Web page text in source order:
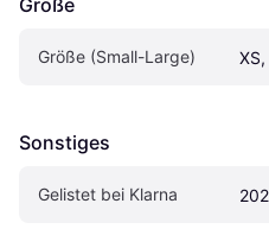
Größe (Small-Large)
Sonstiges
Gelistet bei Klarna